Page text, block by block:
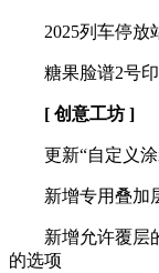
2025列车停放站
糖果脸谱2号印
[ 创意工坊 ]
更新“自定义涂
新增专用叠加
新增允许覆层的
的选项